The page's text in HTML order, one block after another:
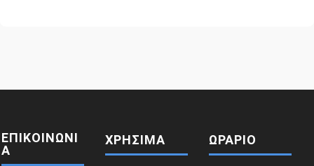
ΕΠΙΚΟΙΝΩΝΙ
Α
ΧΡΗΣΙΜΑ ΩΡΑΡΙΟ